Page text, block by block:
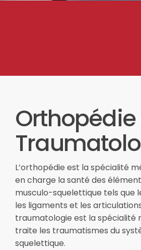
Orthopédie
L’orthopédie est la spécialité
en charge la santé des
musculo-squelettique tels que
les ligaments et les
traumatologie est la spécialité
traite les traumatismes du
squelettique.